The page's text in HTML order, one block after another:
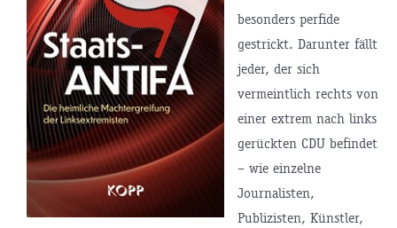
besonders perfide
gestrickt. Darunter fällt
jeder, der sich
vermeintlich rechts von
einer extrem nach links
gerückten CDU befindet
– wie einzelne
Journalisten,
Publizisten, Künstler,